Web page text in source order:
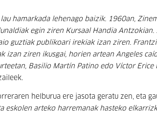
lau hamarkada lehenago baizik. 1960an,
egin ziren Kursaal Handia
guztiak publikoari irekiak izan ziren.
izan ziren ikusgai, horien artean Angeles
Basilio Martín Patino edo Víctor
helburua ere jasota geratu zen, eta
eskolen arteko harremanak hasteko